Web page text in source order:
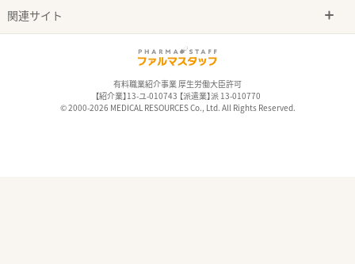
関連サイト
有料職業紹介事業 厚生労働大臣許可
【紹介業】13-ユ-010743 【派遣業】派 13-010770
© 2000-2026 MEDICAL RESOURCES Co., Ltd. All Rights Reserved.